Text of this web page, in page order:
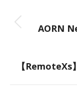
navigation
AORN
【